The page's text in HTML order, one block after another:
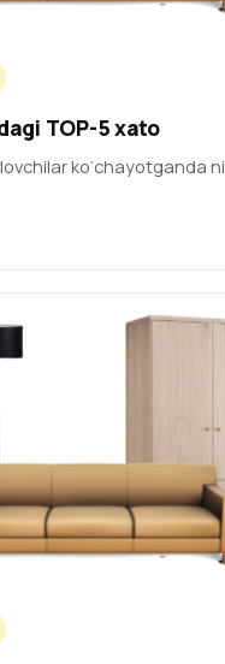
TOP-5 xato
ko‘chayotganda